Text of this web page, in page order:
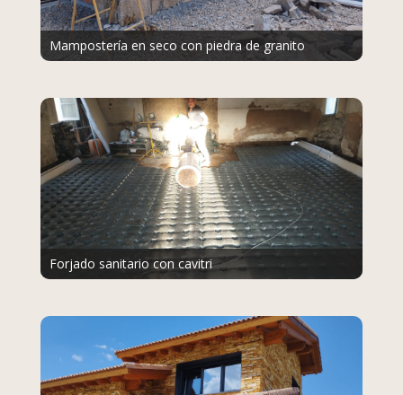
Mampostería en seco con piedra de granito
Forjado sanitario con cavitri